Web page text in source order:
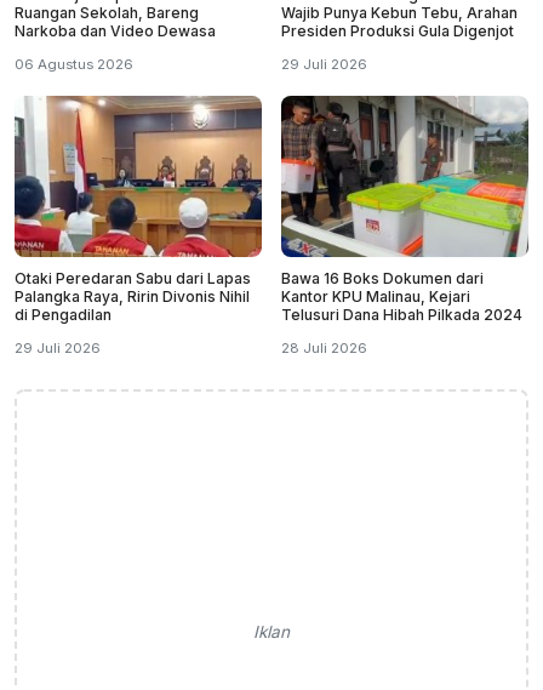
Ruangan Sekolah, Bareng
Narkoba dan Video Dewasa
06 Agustus 2026
Wajib Punya Kebun Tebu, Arahan
Presiden Produksi Gula Digenjot
29 Juli 2026
Otaki Peredaran Sabu dari Lapas
Palangka Raya, Ririn Divonis Nihil
di Pengadilan
29 Juli 2026
Bawa 16 Boks Dokumen dari
Kantor KPU Malinau, Kejari
Telusuri Dana Hibah Pilkada 2024
28 Juli 2026
Iklan